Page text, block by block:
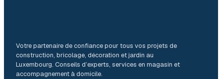
Votre partenaire de confiance pour tous vos projets de
construction, bricolage, décoration et jardin au
Luxembourg. Conseils d’experts, services en magasin et
accompagnement à domicile.